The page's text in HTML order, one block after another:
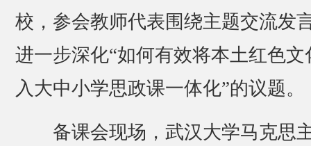
校，参会教师代表围绕主题交流发
进一步深化“如何有效将本土红色文
入大中小学思政课一体化”的议题。
备课会现场，武汉大学马克思